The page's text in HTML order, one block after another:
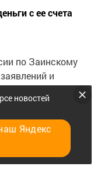
с ее счета
по Заинскому
и
— 2 случая
доступа к
ряд дорожно-
новостей
Яндекс